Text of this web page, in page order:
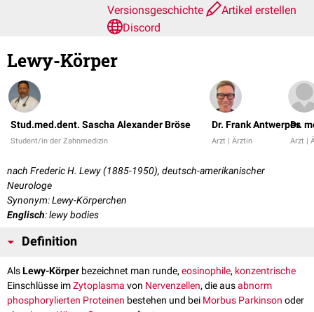
Versionsgeschichte
Artikel erstellen
Discord
Lewy-Körper
Stud.med.dent. Sascha Alexander Bröse
Student/in der Zahnmedizin
Dr. Frank Antwerpes
Arzt | Ärztin
Dr.
Arzt |
nach Frederic H. Lewy (1885-1950), deutsch-amerikanischer
Neurologe
Synonym: Lewy-Körperchen
Englisch: lewy bodies
Definition
AlsLewy-Körper bezeichnet man runde, eosinophile, konzentrische
Einschlüsse imZytoplasma von Nervenzellen, die ausabnorm
phosphorylierten Proteinen bestehen und bei Morbus Parkinson oder